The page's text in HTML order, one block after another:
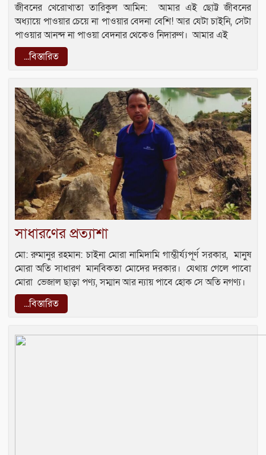
জীবনের খেরোখাতা ‎তারিকুল আমিন: ‎ ‎আমার এই ছোট্ট জীবনের
অধ‍্যায়ে ‎পাওয়ার চেয়ে না পাওয়ার বেদনা বেশি! ‎আর যেটা চাইনি, সেটা
পাওয়ার আনন্দ ‎না পাওয়া বেদনার থেকেও নিদারুণ। ‎ ‎আমার এই
...বিস্তারিত
সাধারণের প্রত্যাশা
মো: রুমানুর রহমান: চাইনা মোরা নামিদামি গাম্ভীর্য্যপূর্ণ সরকার, মানুষ
মোরা অতি সাধারণ মানবিকতা মোদের দরকার। যেথায় গেলে পাবো
মোরা ভেজাল ছাড়া পণ্য, সম্মান আর ন্যায় পাবে হোক সে অতি নগণ্য।
...বিস্তারিত